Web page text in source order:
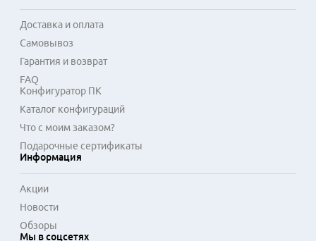
Доставка и оплата
Самовывоз
Гарантия и возврат
FAQ
Конфигуратор ПК
Каталог конфигураций
Что с моим заказом?
Подарочные сертификаты
Информация
Акции
Новости
Обзоры
Мы в соцсетях